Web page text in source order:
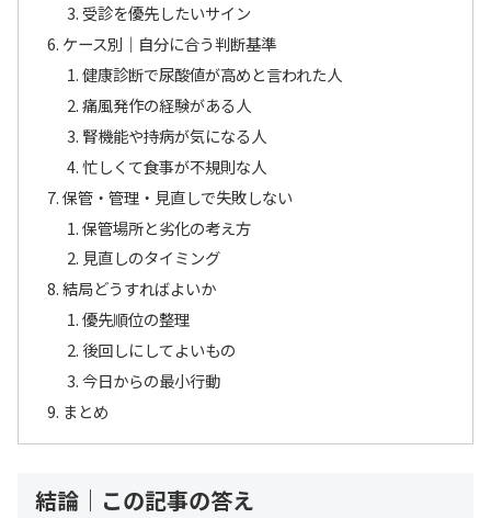
受診を優先したいサイン
ケース別｜自分に合う判断基準
健康診断で尿酸値が高めと言われた人
痛風発作の経験がある人
腎機能や持病が気になる人
忙しくて食事が不規則な人
保管・管理・見直しで失敗しない
保管場所と劣化の考え方
見直しのタイミング
結局どうすればよいか
優先順位の整理
後回しにしてよいもの
今日からの最小行動
まとめ
結論｜この記事の答え